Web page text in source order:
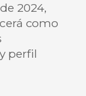
2024,
como
perfil